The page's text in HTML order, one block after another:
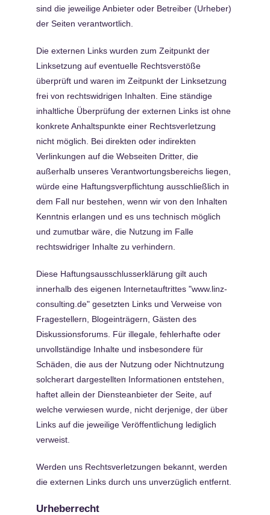
sind die jeweilige Anbieter oder Betreiber (Urheber)
der Seiten verantwortlich.
Die externen Links wurden zum Zeitpunkt der
Linksetzung auf eventuelle Rechtsverstöße
überprüft und waren im Zeitpunkt der Linksetzung
frei von rechtswidrigen Inhalten. Eine ständige
inhaltliche Überprüfung der externen Links ist ohne
konkrete Anhaltspunkte einer Rechtsverletzung
nicht möglich. Bei direkten oder indirekten
Verlinkungen auf die Webseiten Dritter, die
außerhalb unseres Verantwortungsbereichs liegen,
würde eine Haftungsverpflichtung ausschließlich in
dem Fall nur bestehen, wenn wir von den Inhalten
Kenntnis erlangen und es uns technisch möglich
und zumutbar wäre, die Nutzung im Falle
rechtswidriger Inhalte zu verhindern.
Diese Haftungsausschlusserklärung gilt auch
innerhalb des eigenen Internetauftrittes "www.linz-
consulting.de" gesetzten Links und Verweise von
Fragestellern, Blogeinträgern, Gästen des
Diskussionsforums. Für illegale, fehlerhafte oder
unvollständige Inhalte und insbesondere für
Schäden, die aus der Nutzung oder Nichtnutzung
solcherart dargestellten Informationen entstehen,
haftet allein der Diensteanbieter der Seite, auf
welche verwiesen wurde, nicht derjenige, der über
Links auf die jeweilige Veröffentlichung lediglich
verweist.
Werden uns Rechtsverletzungen bekannt, werden
die externen Links durch uns unverzüglich entfernt.
Urheberrecht